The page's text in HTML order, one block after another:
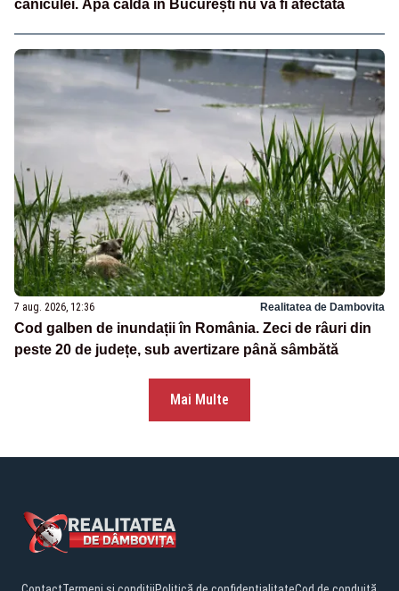
caniculei. Apa caldă în București nu va fi afectată
7 aug. 2026, 12:36 Realitatea de Dambovita
Cod galben de inundații în România. Zeci de râuri din
peste 20 de județe, sub avertizare până sâmbătă
Mai Multe